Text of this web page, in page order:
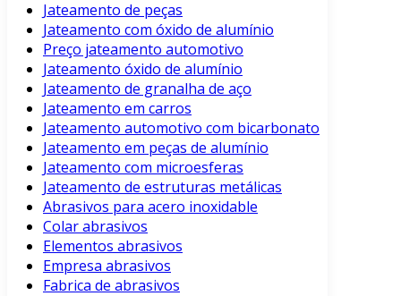
Jateamento de peças
Jateamento com óxido de alumínio
Preço jateamento automotivo
Jateamento óxido de alumínio
Jateamento de granalha de aço
Jateamento em carros
Jateamento automotivo com bicarbonato
Jateamento em peças de alumínio
Jateamento com microesferas
Jateamento de estruturas metálicas
Abrasivos para acero inoxidable
Colar abrasivos
Elementos abrasivos
Empresa abrasivos
Fabrica de abrasivos